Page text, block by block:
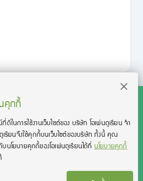
คุกกี้
ดีในการใช้งานเว็บไซต์ของ บริษัท โอเพ่นดูเรียน จํา
เรียนจึงใช้คุกกี้บนเว็บไซต์ของบริษัท ทั้งนี้ คุณ
นโยบายคุกกี้ของโอเพ่นดูเรียนได้ที่นโยบายคุกกี้
โอเพ่นดูเรียน จำกัด 2021 ©︎ OpenDurian
Co., Ltd.
registered trademarks of Educational Testing